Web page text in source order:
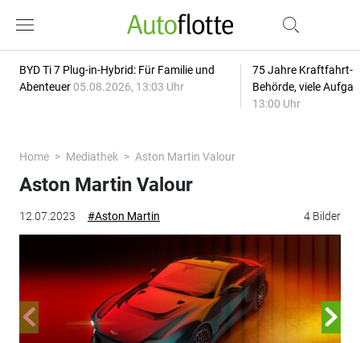
BYD Ti 7 Plug-in-Hybrid: Für Familie und
Abenteuer 05.08.2026, 13:03 Uhr
75 Jahre Kraftfahrt-
Behörde, viele
13:00 Uhr
Home Mediathek Aston Martin Valour
12.07.2023 #Aston Martin 4 Bilder
Aston Martin Valour